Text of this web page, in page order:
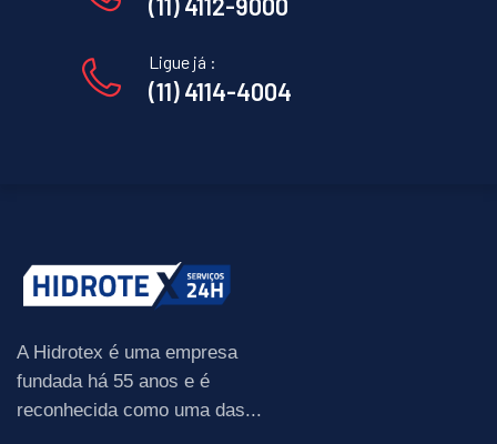
Ligue já :
(11) 4114-4004
A Hidrotex é uma empresa
fundada há 55 anos e é
reconhecida como uma das...